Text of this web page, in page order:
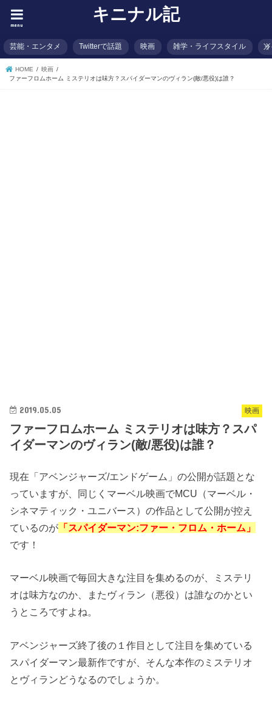
キニナル記
menu
芸能・エンタメ Twitterで話題 映画 雑学・ライフスタイル
HOME
映画
ファーフロムホーム ミステリオは味方？スパイダーマンのヴィラン(敵/悪役)は誰？
映画
2019.05.05
ファーフロムホーム ミステリオは味方？スパ
イダーマンのヴィラン(敵/悪役)は誰？
現在「アベンジャーズ/エンドゲーム」の公開が話題とな
っていますが、同じくマーベル映画でMCU（マーベル・
シネマティック・ユニバース）の作品として公開が控え
ているのが 「スパイダーマン:ファー・フロム・ホーム」
です！
マーベル映画で毎回大きな注目を集めるのが、ミステリ
オは味方なのか、またヴィラン（悪役）は誰なのかとい
うところですよね。
アベンジャーズ終了後の１作目として注目を集めている
スパイダーマン最新作ですが、そんな本作のミステリオ
とヴィランどうなるのでしょうか。